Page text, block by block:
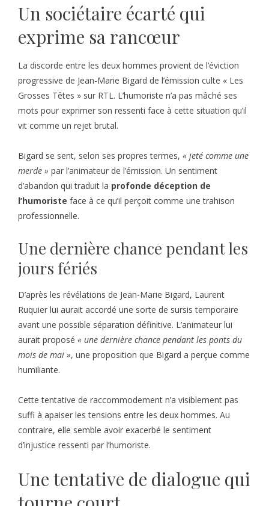
Un sociétaire écarté qui
exprime sa rancœur
La discorde entre les deux hommes provient de l’éviction
progressive de Jean-Marie Bigard de l’émission culte « Les
Grosses Têtes » sur RTL. L’humoriste n’a pas mâché ses
mots pour exprimer son ressenti face à cette situation qu’il
vit comme un rejet brutal.
Bigard se sent, selon ses propres termes, « jeté comme une
merde » par l’animateur de l’émission. Un sentiment
d’abandon qui traduit la profonde déception de
l’humoriste face à ce qu’il perçoit comme une trahison
professionnelle.
Une dernière chance pendant les
jours fériés
D’après les révélations de Jean-Marie Bigard, Laurent
Ruquier lui aurait accordé une sorte de sursis temporaire
avant une possible séparation définitive. L’animateur lui
aurait proposé « une dernière chance pendant les ponts du
mois de mai », une proposition que Bigard a perçue comme
humiliante.
Cette tentative de raccommodement n’a visiblement pas
suffi à apaiser les tensions entre les deux hommes. Au
contraire, elle semble avoir exacerbé le sentiment
d’injustice ressenti par l’humoriste.
Une tentative de dialogue qui